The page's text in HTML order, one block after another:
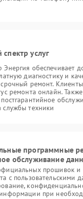
услуг
обеспечивает
диагностику и
ремонт.
ремонта онлайн. Также
постгарантийное
службы техники
программные
обслуживание
прошивок и
с пользовательскими
при